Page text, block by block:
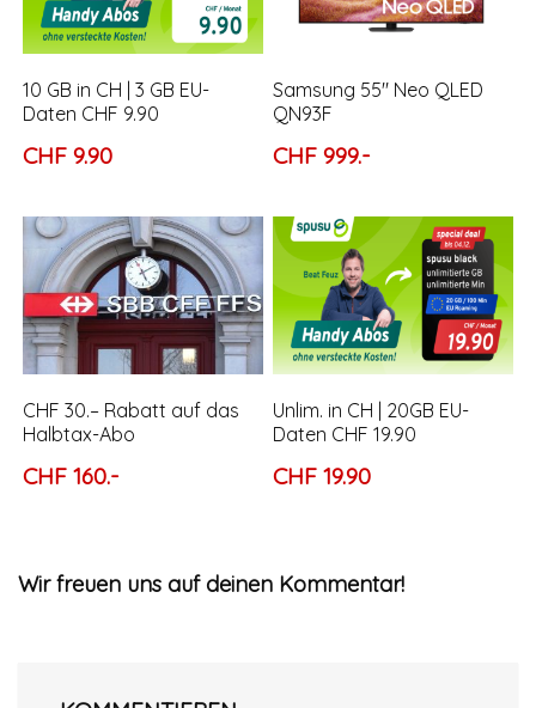
10 GB in CH | 3 GB EU-
Daten CHF 9.90
CHF 9.90
Samsung 55″ Neo QLED
QN93F
CHF 999.-
CHF 30.– Rabatt auf das
Halbtax-Abo
CHF 160.-
Unlim. in CH | 20GB EU-
Daten CHF 19.90
CHF 19.90
Wir freuen uns auf deinen Kommentar!